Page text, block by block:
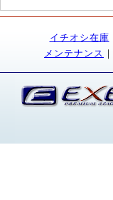
イチオシ在庫
メンテナンス ｜